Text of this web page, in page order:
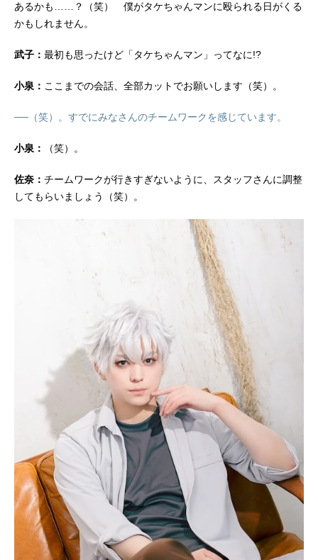
あるかも……？（笑） 僕がタケちゃんマンに殴られる日がくる
かもしれません。
武子： 最初も思ったけど「タケちゃんマン」ってなに!?
小泉： ここまでの会話、全部カットでお願いします（笑）。
──（笑）。すでにみなさんのチームワークを感じています。
小泉： （笑）。
佐奈： チームワークが行きすぎないように、スタッフさんに調整
してもらいましょう（笑）。